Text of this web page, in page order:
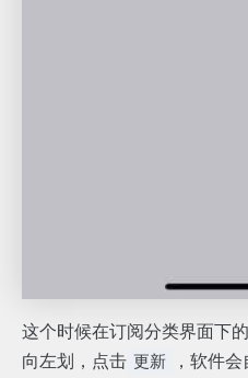
这个时候在订阅分类界面下
向左划，点击 更新
，软件